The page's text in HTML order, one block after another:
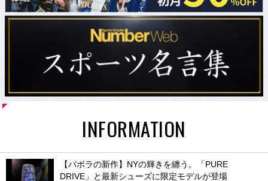
INFORMATION
【バボラの新作】NYの輝きを纏う。「PURE
DRIVE」と最新シューズに限定モデルが登場